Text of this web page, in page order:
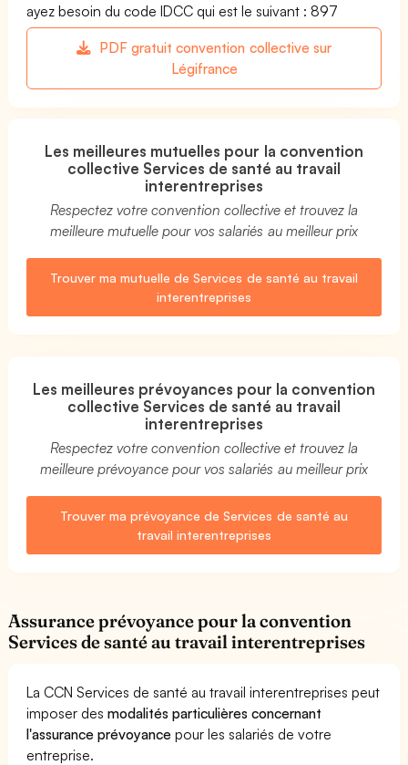
ayez besoin du code IDCC qui est le suivant : 897
PDF gratuit convention collective sur
Légifrance
Les meilleures mutuelles pour la convention
collective Services de santé au travail
interentreprises
Respectez votre convention collective et trouvez la
meilleure mutuelle pour vos salariés au meilleur prix
Trouver ma mutuelle de Services de santé au travail
interentreprises
Les meilleures prévoyances pour la convention
collective Services de santé au travail
interentreprises
Respectez votre convention collective et trouvez la
meilleure prévoyance pour vos salariés au meilleur prix
Trouver ma prévoyance de Services de santé au
travail interentreprises
Assurance prévoyance pour la convention
Services de santé au travail interentreprises
La CCN Services de santé au travail interentreprises peut
imposer desmodalités particulières concernant
l'assurance prévoyance pour les salariés de votre
entreprise.